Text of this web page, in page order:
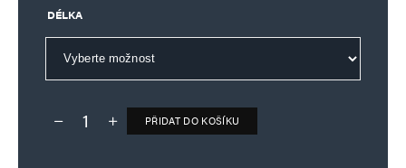
DÉLKA
Deník TO – verze bez reklam množství
PŘIDAT DO KOŠÍKU